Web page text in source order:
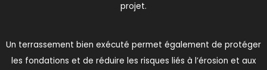
projet.
Un terrassement bien exécuté permet également de protéger
les fondations et de réduire les risques liés à l’érosion et aux